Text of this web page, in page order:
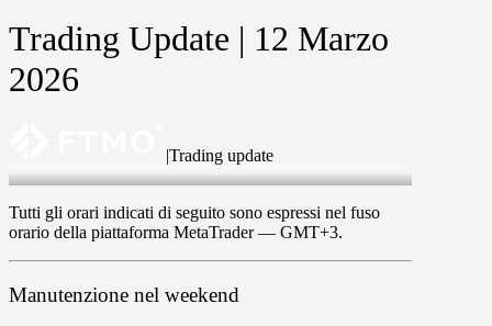
Trading Update | 12 Marzo
2026
|Trading update
12 Mar 2026
Tutti gli orari indicati di seguito sono espressi nel fuso
orario della piattaforma MetaTrader — GMT+3.
Manutenzione nel weekend